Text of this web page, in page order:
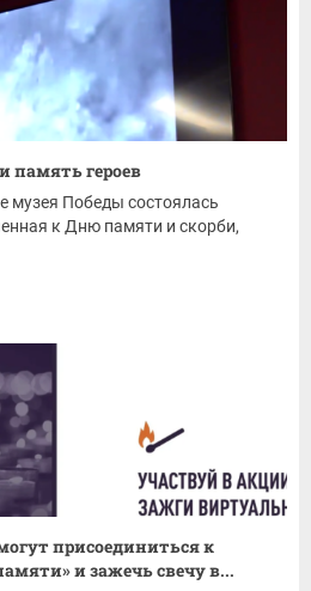
память героев
музея Победы состоялась
к Дню памяти и скорби,
присоединиться к
и зажечь свечу в...